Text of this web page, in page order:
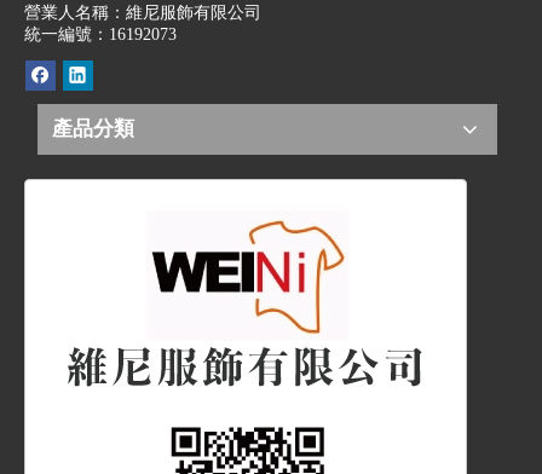
營業人名稱：維尼服飾有限公司
統一編號：16192073
產品分類